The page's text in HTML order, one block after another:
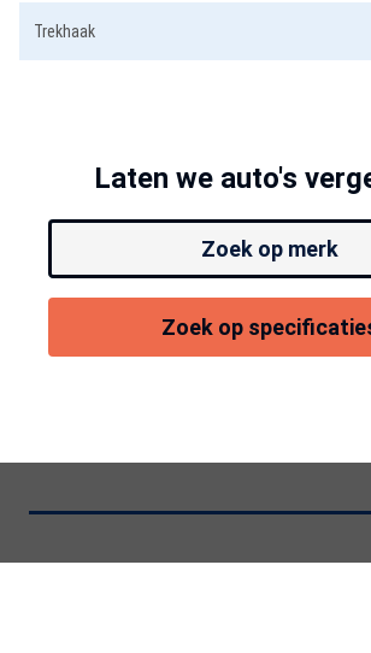
Trekhaak
Laten we auto's
Zoek op merk
Zoek op